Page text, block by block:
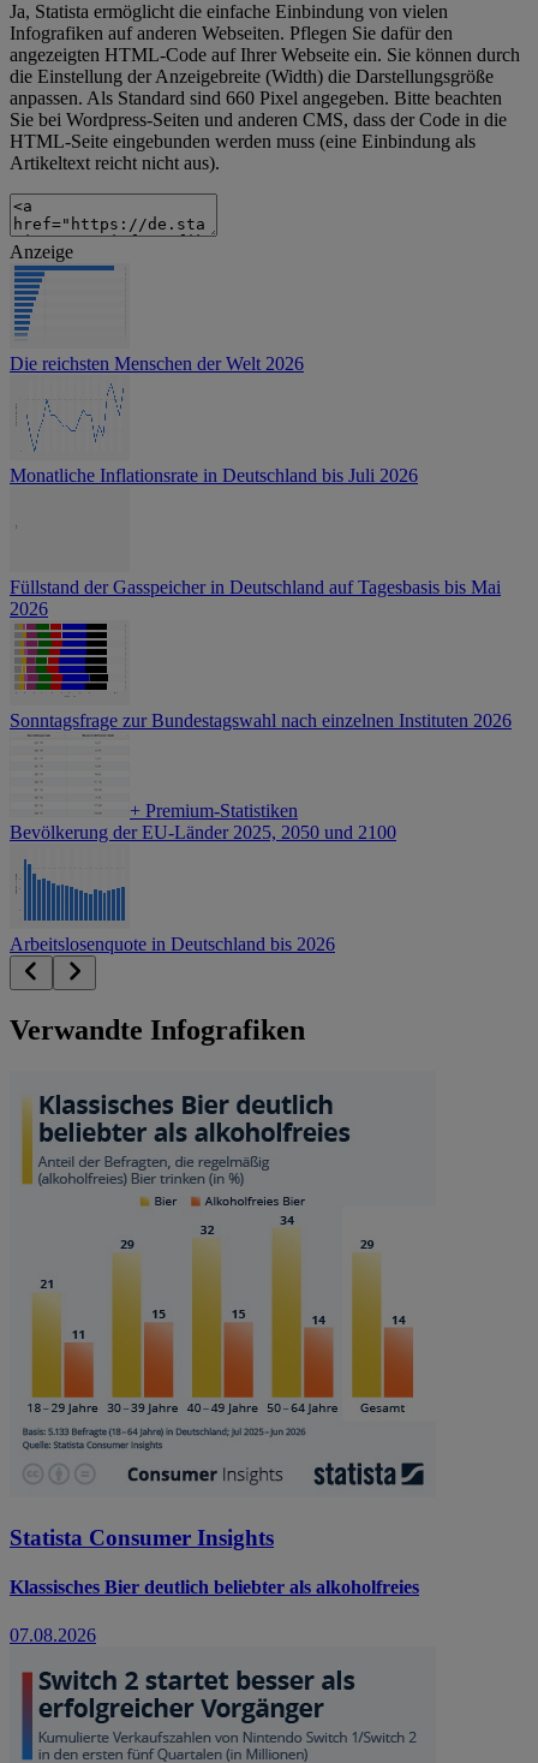
Ja, Statista ermöglicht die einfache Einbindung von vielen
Infografiken auf anderen Webseiten. Pflegen Sie dafür den
angezeigten HTML-Code auf Ihrer Webseite ein. Sie können durch
die Einstellung der Anzeigebreite (Width) die Darstellungsgröße
anpassen. Als Standard sind 660 Pixel angegeben. Bitte beachten
Sie bei Wordpress-Seiten und anderen CMS, dass der Code in die
HTML-Seite eingebunden werden muss (eine Einbindung als
Artikeltext reicht nicht aus).
Anzeige
Die reichsten Menschen der Welt 2026
Monatliche Inflationsrate in Deutschland bis Juli 2026
Füllstand der Gasspeicher in Deutschland auf Tagesbasis bis Mai
2026
Sonntagsfrage zur Bundestagswahl nach einzelnen Instituten 2026
+ Premium-Statistiken
Bevölkerung der EU-Länder 2025, 2050 und 2100
Arbeitslosenquote in Deutschland bis 2026
Verwandte Infografiken
Statista Consumer Insights
Klassisches Bier deutlich beliebter als alkoholfreies
07.08.2026